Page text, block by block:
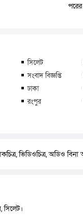
সিলেট
সংবাদ বিজ্ঞপ্তি
ঢাকা
রংপুর
ভিডিওচিত্র, অডিও
সিলেট।